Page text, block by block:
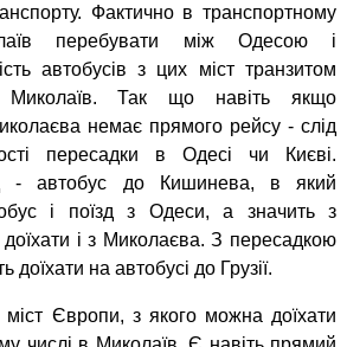
Фактично в транспортному
перебувати між Одесою і
автобусів з цих міст транзитом
Миколаїв. Так що навіть якщо
немає прямого рейсу - слід
пересадки в Одесі чи Києві.
- автобус до Кишинева, в який
і поїзд з Одеси, а значить з
і з Миколаєва. З пересадкою
доїхати на автобусі до Грузії.
Європи, з якого можна доїхати